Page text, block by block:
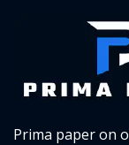
Prima paper on